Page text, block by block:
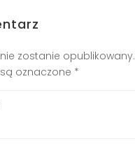
zostanie opublikowany.
oznaczone *